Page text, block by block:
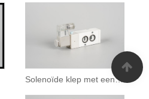
Solenoïde klep met een laag vermogen